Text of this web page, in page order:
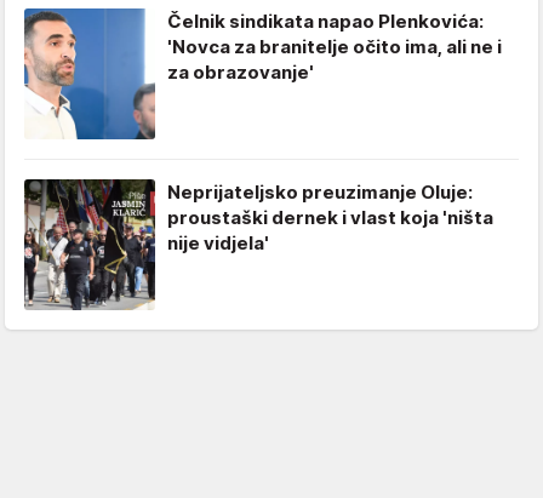
Čelnik sindikata napao Plenkovića:
'Novca za branitelje očito ima, ali ne i
za obrazovanje'
Neprijateljsko preuzimanje Oluje:
proustaški dernek i vlast koja 'ništa
nije vidjela'